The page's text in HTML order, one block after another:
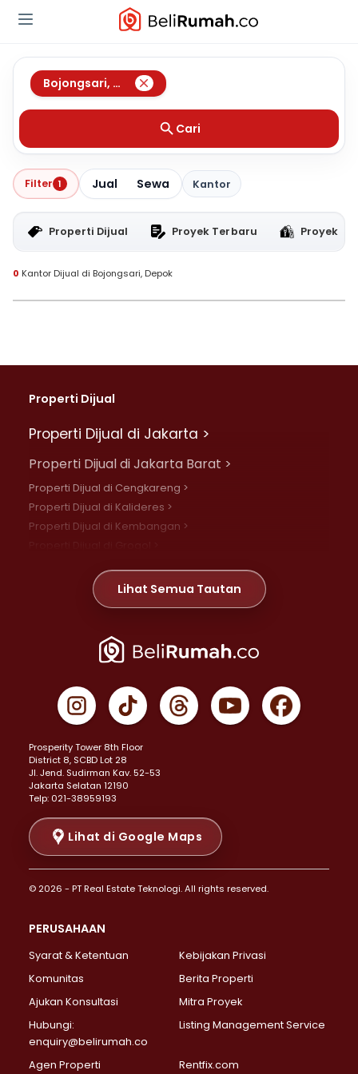
Bojongsari, Depok
Cari
Filter 1 Jual Sewa Kantor
Properti Dijual Proyek Terbaru Proyek
0 Kantor Dijual di Bojongsari, Depok
Properti Dijual
Properti Dijual di Jakarta >
Properti Dijual di Jakarta Barat >
Properti Dijual di Cengkareng >
Properti Dijual di Kalideres >
Properti Dijual di Kembangan >
Properti Dijual di Meruya >
Properti Dijual di Jelambar >
Properti Dijual di Jakarta Pusat >
Properti Dijual di Gambir >
Properti Dijual di Johar Baru >
Properti Dijual di Menteng >
Properti Dijual di Senen >
Properti Dijual di Tanah Abang >
Properti Dijual di Cikini >
Properti Dijual di Kramat >
Properti Dijual di Pasar Baru >
Properti Dijual di Bendungan Hilir >
Properti Dijual di Jakarta Selatan >
Properti Dijual di Lebak Bulus >
Properti Dijual di Gandaria Selatan >
Properti Dijual di Pondok Labu >
Properti Dijual di Lenteng Agung >
Properti Dijual di Senayan >
Properti Dijual di Pondok Pinang >
Lihat Semua Tautan
Prosperity Tower 8th Floor
District 8, SCBD Lot 28
JI. Jend. Sudirman Kav. 52-53
Jakarta Selatan 12190
Telp: 021-38959193
Lihat di Google Maps
© 2026 - PT Real Estate Teknologi. All rights reserved.
PERUSAHAAN
Syarat & Ketentuan
Kebijakan Privasi
Komunitas
Berita Properti
Ajukan Konsultasi
Mitra Proyek
Hubungi:
enquiry@belirumah.co
Listing Management Service
Agen Properti Rentfix.com